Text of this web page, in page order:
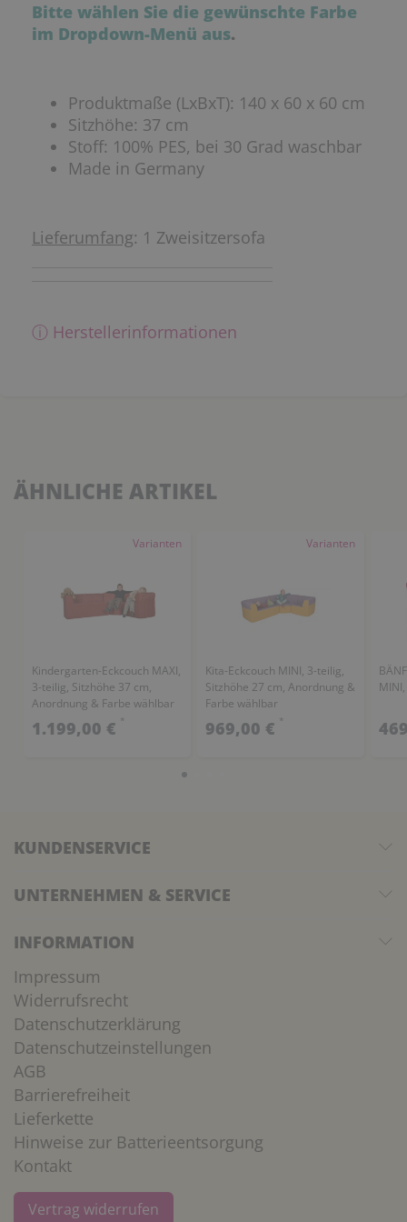
Bitte wählen Sie die gewünschte Farbe
im Dropdown-Menü aus.
Produktmaße (LxBxT): 140 x 60 x 60 cm
Sitzhöhe: 37 cm
Stoff: 100% PES, bei 30 Grad waschbar
Made in Germany
Lieferumfang: 1 Zweisitzersofa
ⓘ Herstellerinformationen
ÄHNLICHE ARTIKEL
Varianten
Kindergarten-Eckcouch MAXI,
3-teilig, Sitzhöhe 37 cm,
Anordnung & Farbe wählbar
1.199,00 € *
Varianten
Kita-Eckcouch MINI, 3-teilig,
Sitzhöhe 27 cm, Anordnung &
Farbe wählbar
969,00 € *
KUNDENSERVICE
UNTERNEHMEN & SERVICE
INFORMATION
Impressum
Widerrufsrecht
Datenschutzerklärung
Datenschutzeinstellungen
AGB
Barrierefreiheit
Lieferkette
Hinweise zur Batterieentsorgung
Kontakt
Vertrag widerrufen